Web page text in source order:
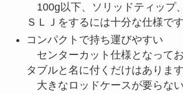
100g以下、ソリッドティップ
ＳＬＪをするには十分な仕様です
コンパクトで持ち運びやすい
センターカット仕様となって
タブルと名に付くだけはあります
大きなロッドケースが要らな